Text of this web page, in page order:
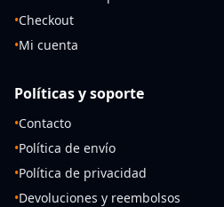
•Checkout
•Mi cuenta
Políticas y soporte
•Contacto
•Política de envío
•Política de privacidad
•Devoluciones y reembolsos